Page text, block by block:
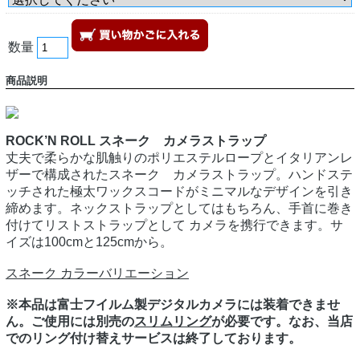
数量
商品説明
ROCK’N ROLL スネーク カメラストラップ
丈夫で柔らかな肌触りのポリエステルロープとイタリアンレ
ザーで構成されたスネーク カメラストラップ。ハンドステ
ッチされた極太ワックスコードがミニマルなデザインを引き
締めます。ネックストラップとしてはもちろん、手首に巻き
付けてリストストラップとして カメラを携行できます。サ
イズは100cmと125cmから。
スネーク カラーバリエーション
※本品は富士フイルム製デジタルカメラには装着できませ
ん。ご使用には別売のスリムリングが必要です。なお、当店
でのリング付け替えサービスは終了しております。